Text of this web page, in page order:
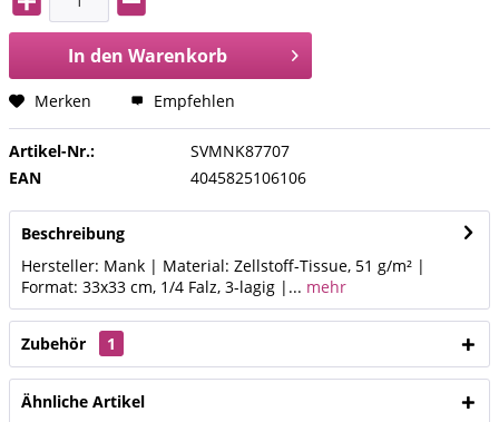
In den Warenkorb
Merken Empfehlen
Artikel-Nr.:
SVMNK87707
EAN
4045825106106
Beschreibung
Hersteller: Mank | Material: Zellstoff-Tissue, 51 g/m² |
Format: 33x33 cm, 1/4 Falz, 3-lagig |... mehr
Zubehör 1
Ähnliche Artikel